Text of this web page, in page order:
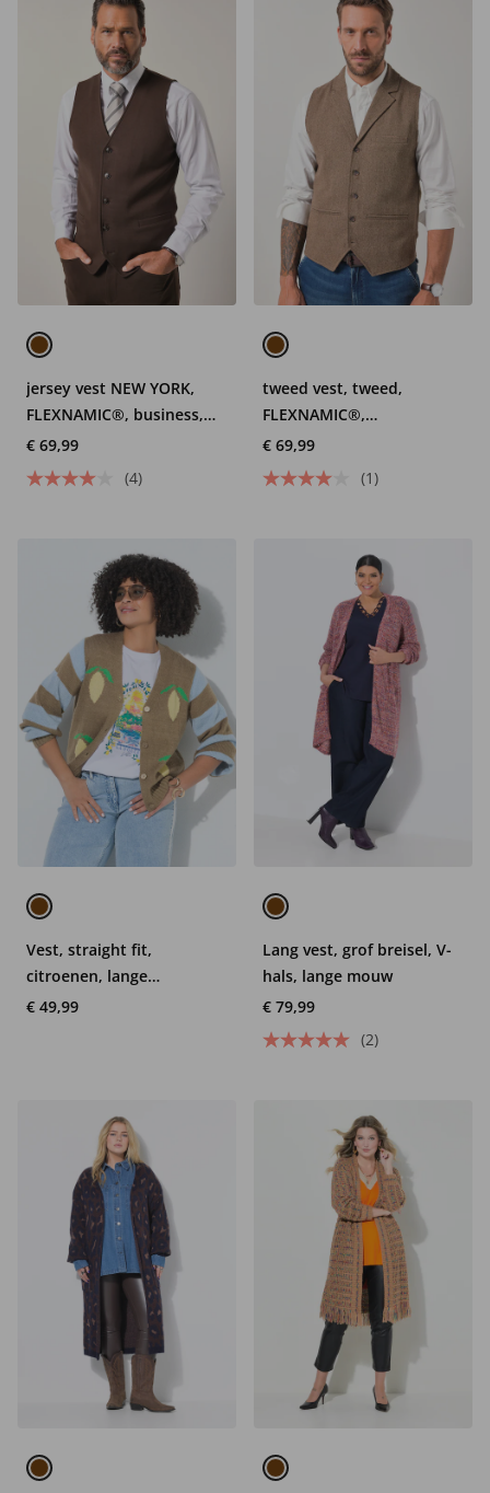
jersey vest NEW YORK,
FLEXNAMIC®, business,
mix en match, tot 8XL
€ 69,99
(4)
tweed vest, tweed,
FLEXNAMIC®,
visgraatpatroon, gebreid
rugpand, tot 7XL
€ 69,99
(1)
Vest, straight fit,
citroenen, lange
ballonmouw
€ 49,99
Lang vest, grof breisel, V-
hals, lange mouw
€ 79,99
(2)